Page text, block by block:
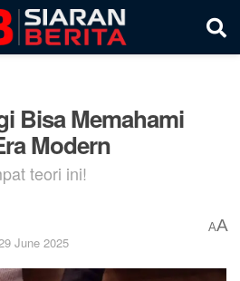
Bisa Memahami
Modern
teori ini!
June 2025
AA